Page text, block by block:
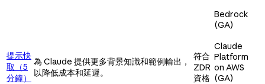
提示快
取（5
分鐘）
為 Claude 提供更多背景知識和範例輸出，
以降低成本和延遲。
符合
ZDR
資格
Bedrock
(GA)
Claude
Platform
on AWS
(GA)